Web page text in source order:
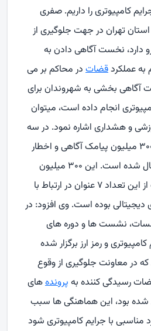
جرایم کامپیوتری را داریم. صفری
تهران در جهت جلوگیری از
نخست آگاهی دادن به
عملکردقضات در محاکم بر می
آگاهی بخشی به شهروندان برای
انجام داده است، میتوان
و هشداری اشاره نمود. در سه
ماهه نخست سال قبل ۳۰۰ میلیون پیامک آگاهی و اخطار
دهنده به شهروندان ارسال شده است. این ۳۰۰ میلیون
پیامک ۲۵ عنوان بوده که از این تعداد ۷ عنوان در ارتباط با
دیجیتالی بوده است. وی افزود: در
نشست ها و دوره های
و رمز ارز برگزار شده
معاونت جلوگیری از وقوع
پروندههای
شده بود، این هماهنگی ها سبب
مناسبی با جرایم کامپیوتری شود